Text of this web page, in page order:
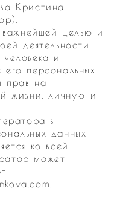
Кристина
важнейшей целью и
деятельности
и
персональных
прав на
жизни, личную и
в
данных
ко всей
может